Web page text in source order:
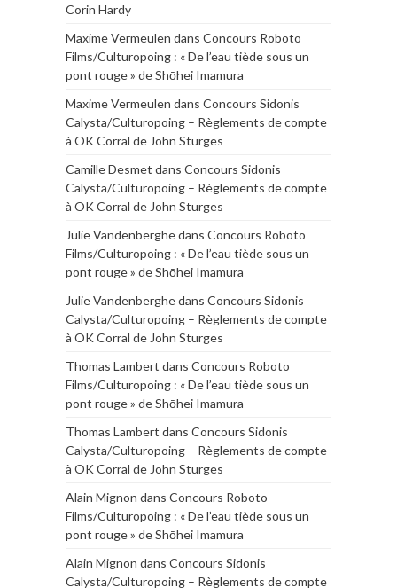
Corin Hardy
Maxime Vermeulen dans Concours Roboto
Films/Culturopoing : « De l’eau tiède sous un
pont rouge » de Shōhei Imamura
Maxime Vermeulen dans Concours Sidonis
Calysta/Culturopoing – Règlements de compte
à OK Corral de John Sturges
Camille Desmet dans Concours Sidonis
Calysta/Culturopoing – Règlements de compte
à OK Corral de John Sturges
Julie Vandenberghedans Concours Roboto
Films/Culturopoing : « De l’eau tiède sous un
pont rouge » de Shōhei Imamura
Julie Vandenberghedans Concours Sidonis
Calysta/Culturopoing – Règlements de compte
à OK Corral de John Sturges
Thomas Lambert dans Concours Roboto
Films/Culturopoing : « De l’eau tiède sous un
pont rouge » de Shōhei Imamura
Thomas Lambert dans Concours Sidonis
Calysta/Culturopoing – Règlements de compte
à OK Corral de John Sturges
Alain Mignon dans Concours Roboto
Films/Culturopoing : « De l’eau tiède sous un
pont rouge » de Shōhei Imamura
Alain Mignon dans Concours Sidonis
Calysta/Culturopoing – Règlements de compte